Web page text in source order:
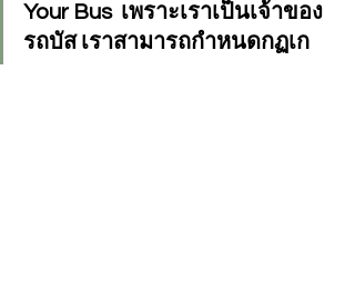
Your Bus  เพราะเราเป็นเจ้าของ
รถบัส เราสามารถกำหนดกฏเก